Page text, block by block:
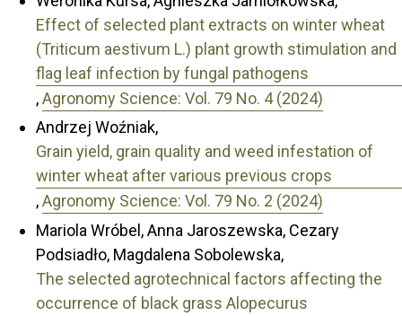
Effect of selected plant extracts on winter wheat
(Triticum aestivum L.) plant growth stimulation and
flag leaf infection by fungal pathogens
,Agronomy Science: Vol. 79 No. 4 (2024)
Andrzej Woźniak,
Grain yield, grain quality and weed infestation of
winter wheat after various previous crops
,Agronomy Science: Vol. 79 No. 2 (2024)
Mariola Wróbel, Anna Jaroszewska, Cezary
Podsiadło, Magdalena Sobolewska,
The selected agrotechnical factors affecting the
occurrence of black grass Alopecurus